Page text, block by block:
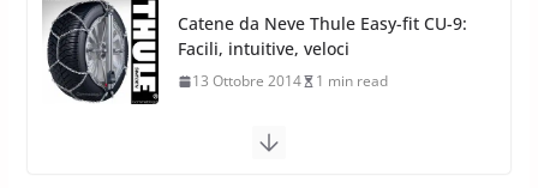
Calze da Neve Arexocks by
Arexons
26 Ottobre 2013 1 min read
Calze da Neve per Auto 2025: